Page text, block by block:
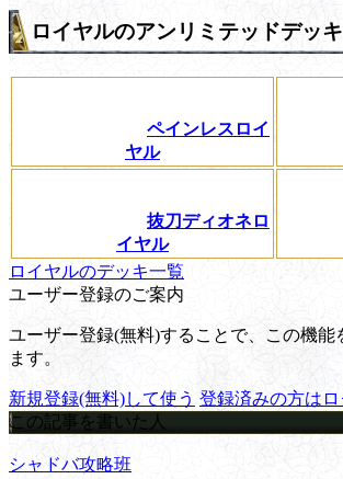
ロイヤルのアンリミテッドデッ
ペインレスロイ
ヤル
抜刀ディオネロ
イヤル
ロイヤルのデッキ一覧
ユーザー登録のご案内
ユーザー登録(無料)することで、この機能
ます。
新規登録(無料)して使う 登録済みの方はロ
この記事を書いた人
シャドバ攻略班